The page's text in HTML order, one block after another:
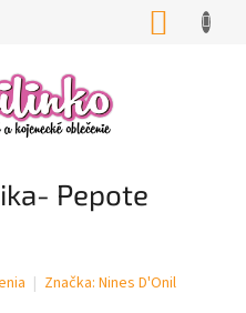
Pepote
Značka: Nines D'Onil